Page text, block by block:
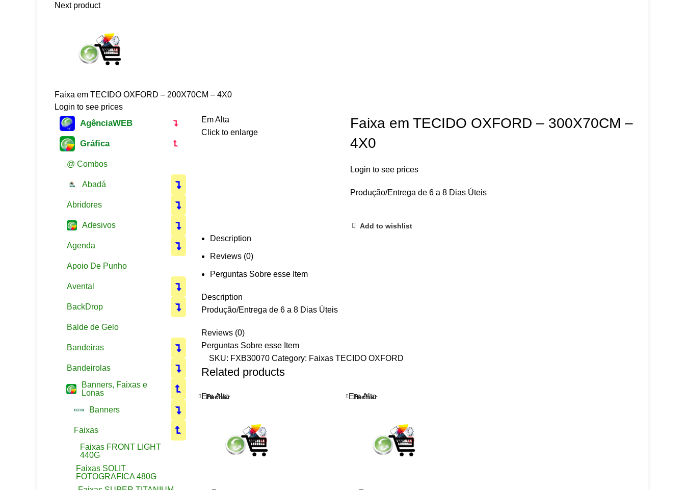
Next product
Faixa em TECIDO OXFORD – 200X70CM – 4X0
Login to see prices
Em Alta
Click to enlarge
Faixa em TECIDO OXFORD – 300X70CM –
4X0
Login to see prices
Produção/Entrega de 6 a 8 Dias Úteis
Add to wishlist
Description
Reviews (0)
Perguntas Sobre esse Item
Description
Produção/Entrega de 6 a 8 Dias Úteis
Reviews (0)
Perguntas Sobre esse Item
SKU: FXB30070 Category: Faixas TECIDO OXFORD
Related products
Em Alta
Fechar Em Alta
Fechar
AgênciaWEB
Gráfica
@ Combos
Abadá
Abridores
Adesivos
Agenda
Apoio De Punho
Avental
BackDrop
Balde de Gelo
Bandeiras
Bandeirolas
Banners, Faixas e
Lonas
Banners
Faixas
Faixas FRONT LIGHT
440G
Faixas SOLIT
FOTOGRAFICA 480G